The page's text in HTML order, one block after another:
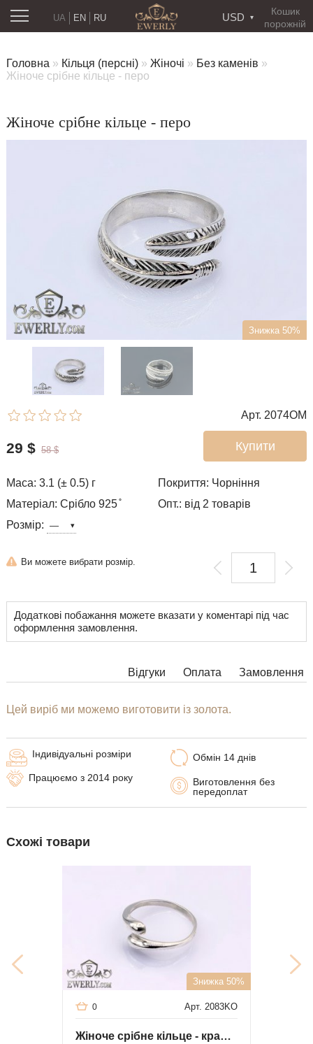
Кошик
порожній
USD
RU
UA EN
Головна » Кільця (персні) » Жіночі » Без каменів »
Жіноче срібне кільце - перо
Жіноче срібне кільце - перо
Знижка 50%
Арт. 2074OM
Купити
29 $ 58 $
Маса: 3.1 (± 0.5) г
Покриття: Чорніння
Матеріал: Срібло 925 ̊
Опт.: від 2 товарів
Розмір:
Ви можете вибрати розмір.
Додаткові побажання можете вказати у коментарі під час
оформлення замовлення.
Відгуки Замовлення
Оплата
Цей виріб ми можемо виготовити із золота.
Обмін 14 днів
Виготовлення без
передоплат
Індивідуальні розміри
Працюємо з 2014 року
Схожі товари
Знижка 50%
Арт. 2083KO
0
Жіноче срібне кільце - крапля